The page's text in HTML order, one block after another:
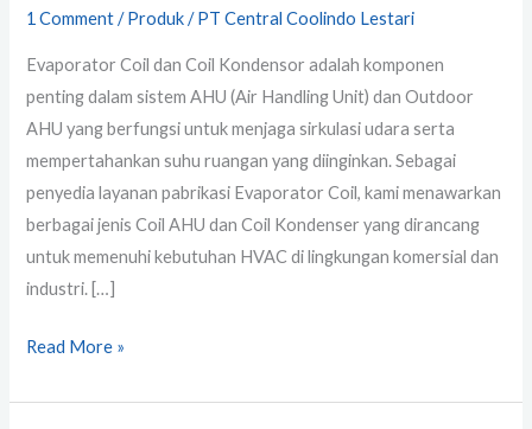
1 Comment /Produk/PT Central Coolindo Lestari
Evaporator Coil dan Coil Kondensor adalah komponen
penting dalam sistem AHU (Air Handling Unit) dan Outdoor
AHU yang berfungsi untuk menjaga sirkulasi udara serta
mempertahankan suhu ruangan yang diinginkan. Sebagai
penyedia layanan pabrikasi Evaporator Coil, kami menawarkan
berbagai jenis Coil AHU dan Coil Kondenser yang dirancang
untuk memenuhi kebutuhan HVAC di lingkungan komersial dan
industri. […]
Read More »